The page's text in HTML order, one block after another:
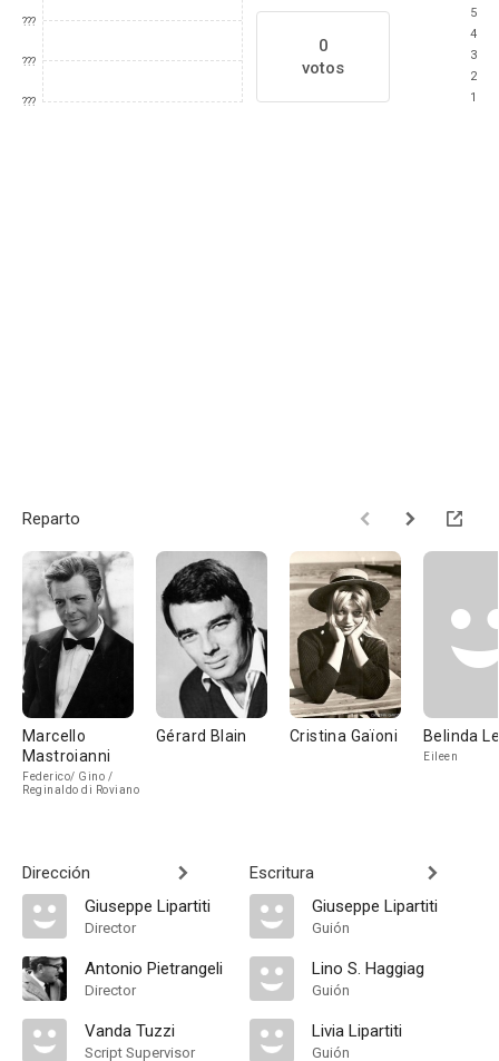
???
???
???
0
votos
5
4
3
2
1
Reparto
Marcello
Mastroianni
Federico/ Gino /
Reginaldo di Roviano
Gérard Blain Cristina Gaïoni Belinda
Eileen
Dirección
Giuseppe Lipartiti
Director
Antonio Pietrangeli
Director
Vanda Tuzzi
Script Supervisor
Escritura
Giuseppe Lipartiti
Guión
Lino S. Haggiag
Guión
Livia Lipartiti
Guión